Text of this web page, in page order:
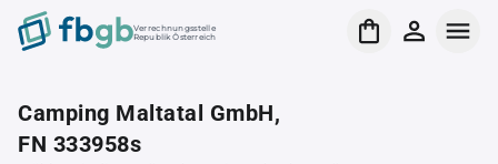
Verrechnungsstelle
Republik Österreich
Camping Maltatal GmbH,
FN 333958s